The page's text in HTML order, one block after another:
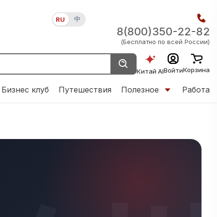
RU 中
8(800)350-22-82
(Бесплатно по всей России)
Китай AIВойтиКорзина
Бизнес клуб Путешествия Полезное Работа